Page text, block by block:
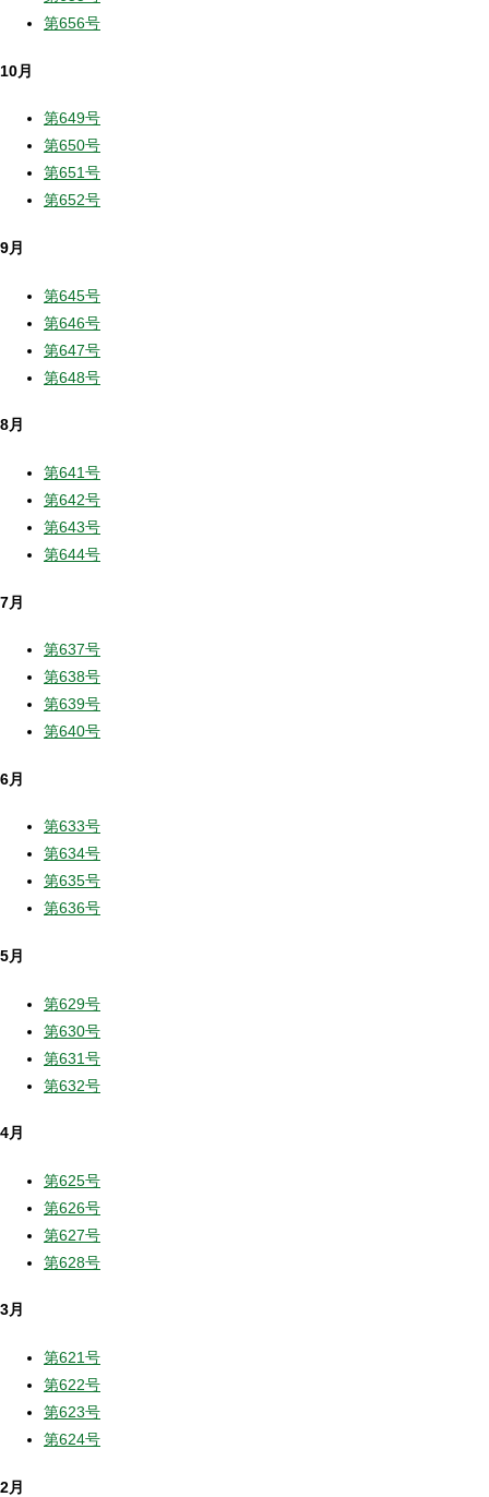
第656号
10月
第649号
第650号
第651号
第652号
9月
第645号
第646号
第647号
第648号
8月
第641号
第642号
第643号
第644号
7月
第637号
第638号
第639号
第640号
6月
第633号
第634号
第635号
第636号
5月
第629号
第630号
第631号
第632号
4月
第625号
第626号
第627号
第628号
3月
第621号
第622号
第623号
第624号
2月